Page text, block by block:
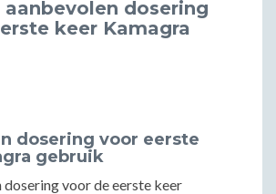
dosering
keer Kamagra
dosering voor eerste
gebruik
dosering voor de eerste keer